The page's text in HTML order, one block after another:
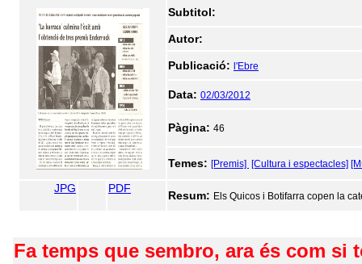
Subtitol:
Autor:
Publicació: l'Ebre
Data: 02/03/2012
Pàgina: 46
Temes: [Premis] [Cultura i espectacles]
JPG PDF
Resum: Els Quicos i Botifarra copen la
Fa temps que sembro, ara és com